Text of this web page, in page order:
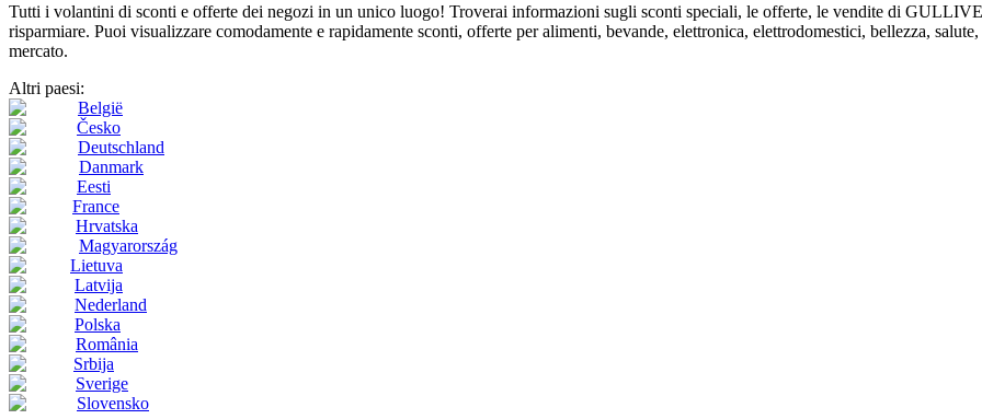
Tutti i volantini di sconti e offerte dei negozi in un unico luogo! Troverai informazioni sugli sconti speciali, le offerte, le vendite di
risparmiare. Puoi visualizzare comodamente e rapidamente sconti, offerte per alimenti, bevande, elettronica, elettrodomestici, bellezza,
mercato.
Altri paesi:
België
Česko
Deutschland
Danmark
Eesti
France
Hrvatska
Magyarország
Lietuva
Latvija
Nederland
Polska
România
Srbija
Sverige
Slovensko